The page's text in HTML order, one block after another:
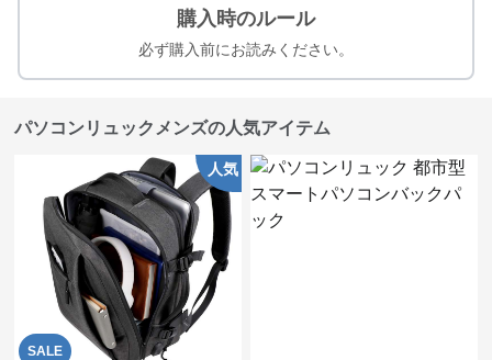
購入時のルール
必ず購入前にお読みください。
パソコンリュックメンズの人気アイテム
SALE
人気